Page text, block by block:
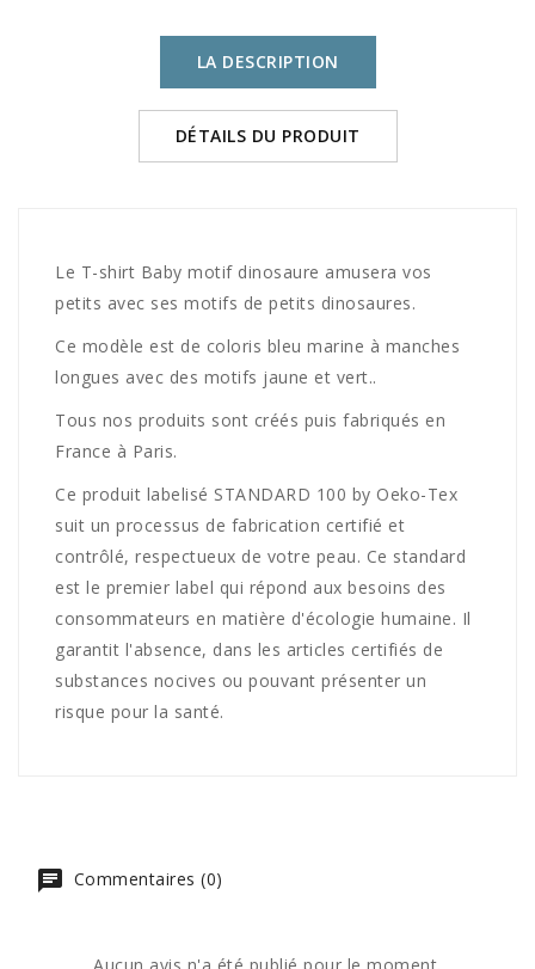
LA DESCRIPTION
DÉTAILS DU PRODUIT
Le T-shirt Baby motif dinosaure amusera vos
petits avec ses motifs de petits dinosaures.
Ce modèle est de coloris bleu marine à manches
longues avec des motifs jaune et vert..
Tous nos produits sont créés puis fabriqués en
France à Paris.
Ce produit labelisé STANDARD 100 by Oeko-Tex
suit un processus de fabrication certifié et
contrôlé, respectueux de votre peau. Ce standard
est le premier label qui répond aux besoins des
consommateurs en matière d'écologie humaine. Il
garantit l'absence, dans les articles certifiés de
substances nocives ou pouvant présenter un
risque pour la santé.
Commentaires (0)